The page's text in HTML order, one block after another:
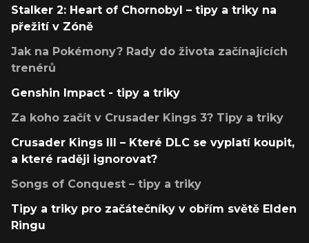
Stalker 2: Heart of Chornobyl – tipy a triky na
přežití v Zóně
Jak na Pokémony? Rady do života začínajících
trenérů
Genshin Impact - tipy a triky
Za koho začít v Crusader Kings 3? Tipy a triky
Crusader Kings III – Které DLC se vyplatí koupit,
a které raději ignorovat?
Songs of Conquest – tipy a triky
Tipy a triky pro začátečníky v obřím světě Elden
Ringu